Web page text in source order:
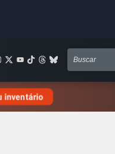
inventário